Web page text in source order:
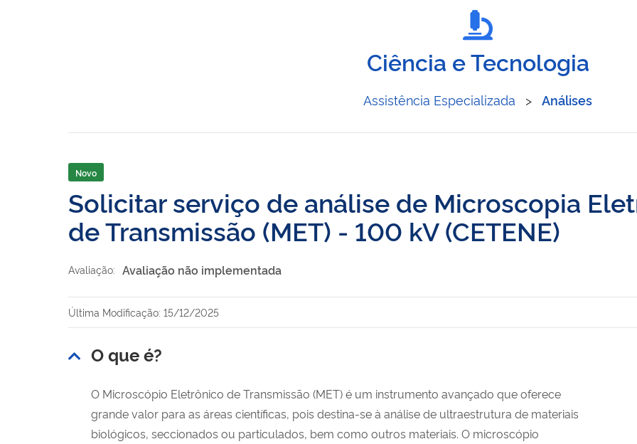
Ciência e Tecnologia
Assistência Especializada > Análises
Novo
Solicitar serviço de análise de Microscopia
de Transmissão (MET) - 100 kV (CETENE)
Avaliação: Avaliação não implementada
Última Modificação: 15/12/2025
O que é?
O Microscópio Eletrônico de Transmissão (MET) é um instrumento avançado que oferece
grande valor para as áreas científicas, pois destina-se à análise de ultraestrutura de materiais
biológicos, seccionados ou particulados, bem como outros materiais. O microscópio